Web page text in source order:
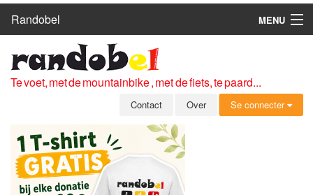
Randobel
MENU
ROUTES
CLUBS
OVER
LEDEN
ZICH AANMELDEN
Te voet, met de mountainbike , met de fiets, te paard...
Contact Over Se connecter